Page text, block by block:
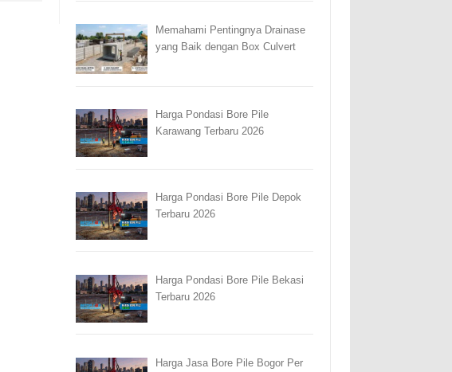
Memahami Pentingnya Drainase
yang Baik dengan Box Culvert
Harga Pondasi Bore Pile
Karawang Terbaru 2026
Harga Pondasi Bore Pile Depok
Terbaru 2026
Harga Pondasi Bore Pile Bekasi
Terbaru 2026
Harga Jasa Bore Pile Bogor Per